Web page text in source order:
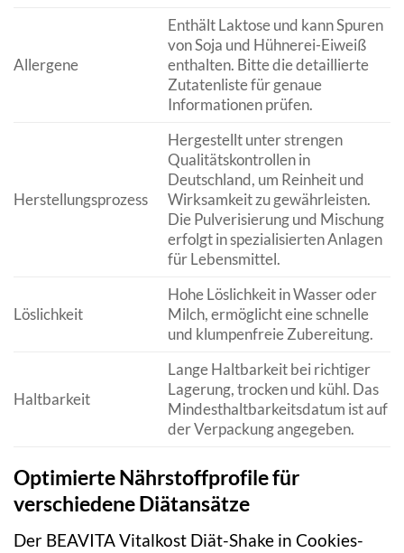
Allergene
Enthält Laktose und kann Spuren
von Soja und Hühnerei-Eiweiß
enthalten. Bitte die detaillierte
Zutatenliste für genaue
Informationen prüfen.
Herstellungsprozess
Hergestellt unter strengen
Qualitätskontrollen in
Deutschland, um Reinheit und
Wirksamkeit zu gewährleisten.
Die Pulverisierung und Mischung
erfolgt in spezialisierten Anlagen
für Lebensmittel.
Löslichkeit
Hohe Löslichkeit in Wasser oder
Milch, ermöglicht eine schnelle
und klumpenfreie Zubereitung.
Haltbarkeit
Lange Haltbarkeit bei richtiger
Lagerung, trocken und kühl. Das
Mindesthaltbarkeitsdatum ist auf
der Verpackung angegeben.
Optimierte Nährstoffprofile für
verschiedene Diätansätze
Der BEAVITA Vitalkost Diät-Shake in Cookies-